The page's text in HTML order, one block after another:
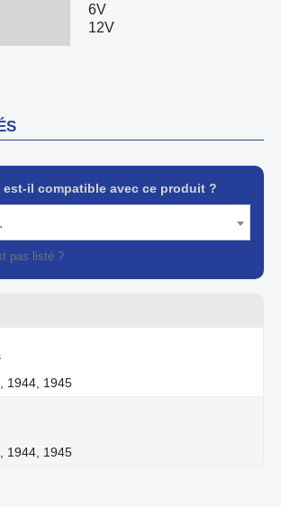
6V
12V
est-il compatible avec ce produit ?
pas listé ?
1944, 1945
1944, 1945